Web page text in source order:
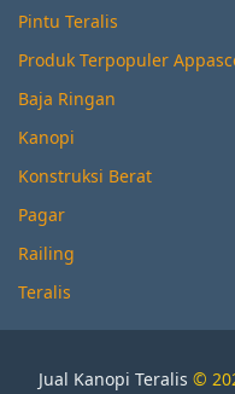
Pintu Teralis
Produk Terpopuler
Baja Ringan
Kanopi
Konstruksi Berat
Pagar
Railing
Teralis
Jual Kanopi Teralis ©